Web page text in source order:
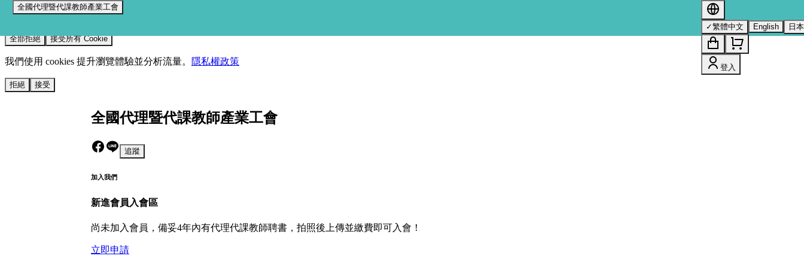
我們使用 cookies 來提升您的瀏覽體驗並分析網站流量。
全部拒絕 接受所有 Cookie
我們使用 cookies 提升瀏覽體驗並分析流量。 隱私權政策
拒絕 接受
全國代理暨代課教師產業工會
✓繁體中文 English 日
登入
全國代理暨代課教師產業工會
追蹤
加入我們
新進會員入會區
尚未加入會員，備妥4年內有代理代課教師聘書，拍照後上傳並繳費即可入會！
立即申請